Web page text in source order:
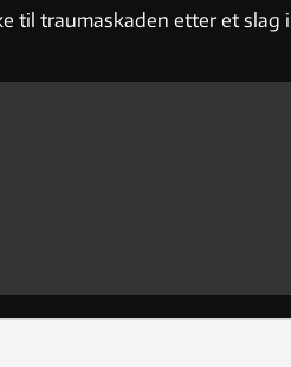
til traumaskaden etter et slag